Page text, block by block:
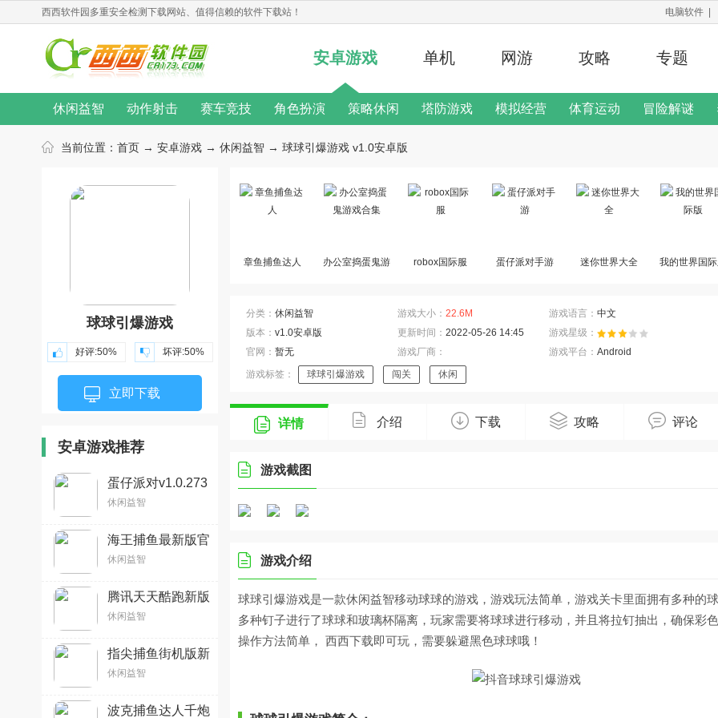
西西软件园 多重安全检测下载网站、值得信赖的软件下载站！ 电脑软件
安卓游戏 单机 网游 攻略 专题
休闲益智 动作射击 赛车竞技 角色扮演 策略休闲 塔防游戏 模拟经营 体育运动 冒险解谜
无限金币 桌游游戏 单机游戏 汉化游戏 修改器
游戏说明
当前位置： 首页 → 安卓游戏 → 休闲益智 → 球球引爆游戏 v1.0安卓版
球球引爆游戏
好评:50% 坏评:50%
立即下载
安卓游戏推荐
蛋仔派对v1.0.273
安卓版
休闲益智
海王捕鱼最新版官
方正版v1.38.2
休闲益智
腾讯天天酷跑新版
本v1.0.138.0安卓
官方版
休闲益智
指尖捕鱼街机版新
版2026v10.3.48.4
官方安卓版
休闲益智
波克捕鱼达人千炮
章鱼捕鱼达人
办公室捣蛋鬼游
robox国际服 蛋仔派对手游 迷你世界大全 我的世界国
分类： 休闲益智 游戏大小： 22.6M 游戏语言： 中文
版本： v1.0安卓版 更新时间： 2022-05-26 14:45
游戏星级：
官网： 暂无 游戏厂商： 游戏平台： Android
游戏标签：
球球引爆游戏 闯关 休闲
详情 介绍 下载 攻略 评论
游戏截图
游戏介绍
球球引爆游戏是一款休闲益智移动球球的游戏，游戏玩法简单，游戏关卡里面拥有多种的
多种钉子进行了球球和玻璃杯隔离，玩家需要将球球进行移动，并且将拉钉抽出，确保彩
操作方法简单， 西西下载即可玩，需要躲避黑色球球哦！